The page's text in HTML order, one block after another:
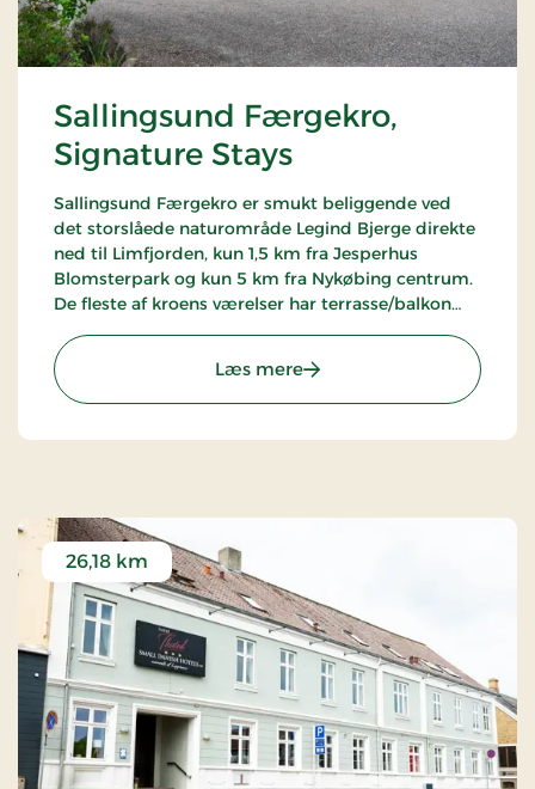
Sallingsund Færgekro,
Signature Stays
Sallingsund Færgekro er smukt beliggende ved
det storslåede naturområde Legind Bjerge direkte
ned til Limfjorden, kun 1,5 km fra Jesperhus
Blomsterpark og kun 5 km fra Nykøbing centrum.
De fleste af kroens værelser har terrasse/balkon
køkken og et meget stort vinudbud.
Læs mere: Sallingsund Færgekro,
26,18 km